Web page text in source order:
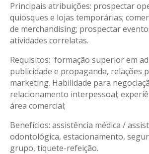
Principais atribuições: prospectar
quiosques e lojas temporárias;
de merchandising; prospectar
atividades correlatas.
Requisitos: formação superior em
publicidade e propaganda, relações
marketing. Habilidade para
relacionamento interpessoal;
área comercial;
Benefícios: assistência médica /
odontológica, estacionamento,
grupo, tíquete-refeição.